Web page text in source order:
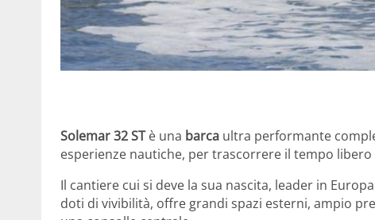
Solemar 32 STè una barca ultra performante
esperienze nautiche, per trascorrere il tempo
Il cantiere cui si deve la sua nascita, leader in
doti di vivibilità, offre grandi spazi esterni, ampio